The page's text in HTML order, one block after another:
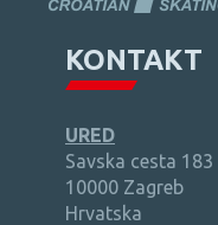
KONTAKT
URED
Savska cesta 183
10000 Zagreb
Hrvatska